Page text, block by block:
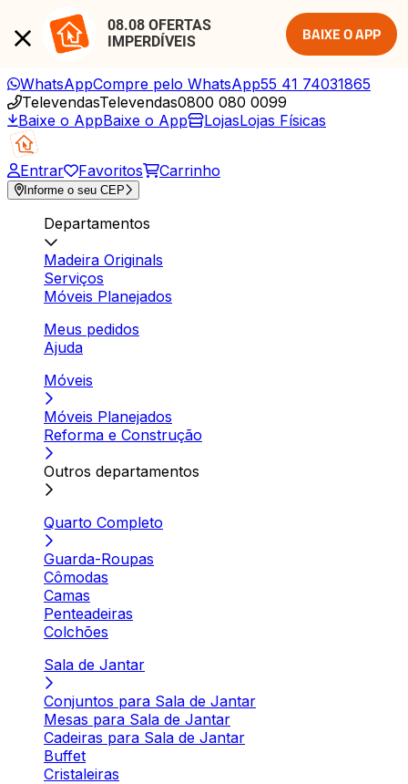
08.08 OFERTAS
IMPERDÍVEIS
BAIXE O APP
WhatsAppCompre pelo WhatsApp55 41 74031865
TelevendasTelevendas0800 080 0099
Baixe o AppBaixe o App LojasLojas Físicas
Entrar Favoritos Carrinho
Informe o seu CEP
Departamentos
Madeira Originals
Serviços
Móveis Planejados
Meus pedidos
Ajuda
Móveis
Móveis Planejados
Reforma e Construção
Outros departamentos
Quarto Completo
Guarda-Roupas
Cômodas
Camas
Penteadeiras
Colchões
Sala de Jantar
Conjuntos para Sala de Jantar
Mesas para Sala de Jantar
Cadeiras para Sala de Jantar
Buffet
Cristaleiras